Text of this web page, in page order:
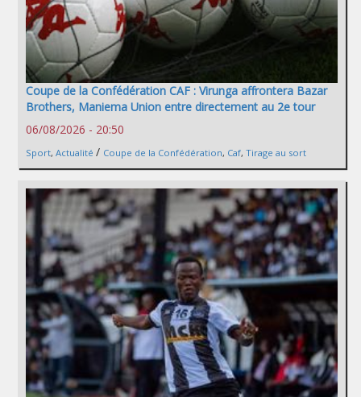
Coupe de la Confédération CAF : Virunga affrontera Bazar
Brothers, Maniema Union entre directement au 2e tour
06/08/2026 - 20:50
Sport, Actualité / Coupe de la Confédération, Caf, Tirage au sort